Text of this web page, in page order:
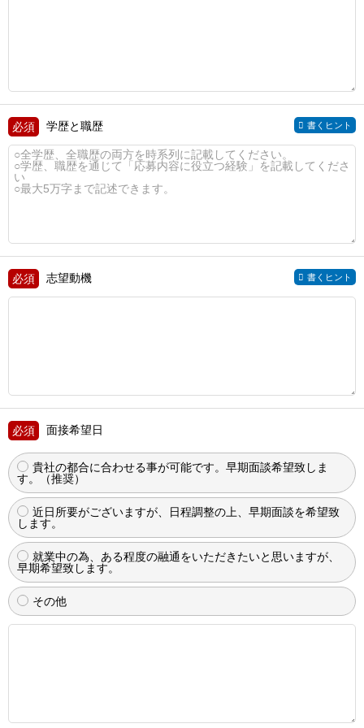
書くヒント
学歴と職歴
書くヒント
志望動機
面接希望日
貴社の都合に合わせる事が可能です。早期面談希望致しま
す。（推奨）
近日所要がございますが、日程調整の上、早期面談を希望致
します。
就業中の為、ある程度の融通をいただきたいと思いますが、
早期希望致します。
その他